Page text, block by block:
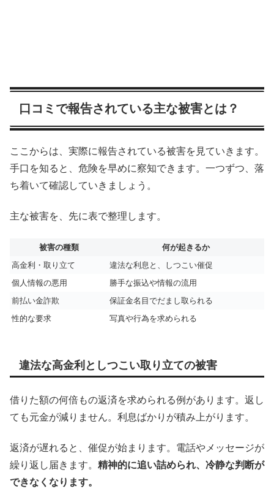
口コミで報告されている主な被害とは？
ここからは、実際に報告されている被害を見ていきます。
手口を知ると、危険を早めに察知できます。一つずつ、落
ち着いて確認していきましょう。
主な被害を、先に表で整理します。
被害の種類
何が起きるか
高金利・取り立て
違法な利息と、しつこい催促
個人情報の悪用
勝手な振込や情報の流用
前払い金詐欺
保証金名目でだまし取られる
性的な要求
写真や行為を求められる
違法な高金利としつこい取り立ての被害
借りた額の何倍もの返済を求められる例があります。返し
ても元金が減りません。利息ばかりが積み上がります。
返済が遅れると、催促が始まります。電話やメッセージが
繰り返し届きます。 精神的に追い詰められ、冷静な判断が
できなくなります。